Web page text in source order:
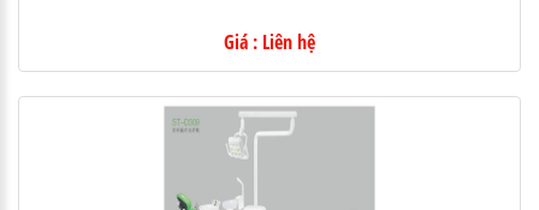
Giá : Liên hệ